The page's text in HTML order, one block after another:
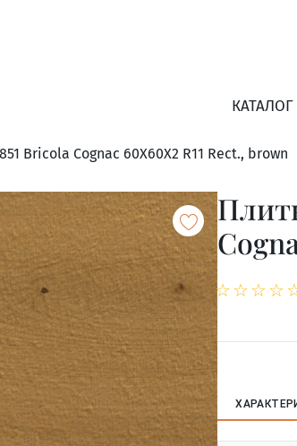
КАТАЛОГ
Bricola Cognac 60X60X2 R11 Rect., brown
☆
★☆
★☆
★☆
★